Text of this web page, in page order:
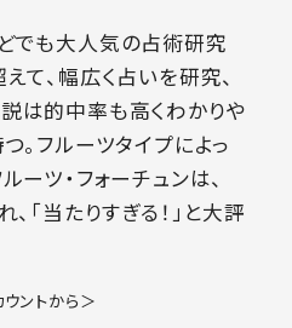
でも大人気の占術研究
て、幅広く占いを研究、
は的中率も高くわかりや
。フルーツタイプによっ
ーツ・フォーチュンは、
「当たりすぎる！」と大評
ントから＞